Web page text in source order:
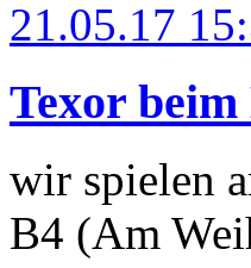
21.05.17
Texor
wir spielen
B4 (Am